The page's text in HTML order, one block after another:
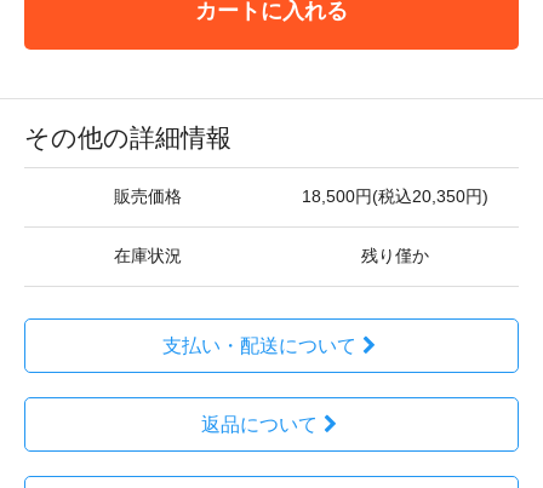
カートに入れる
その他の詳細情報
販売価格 18,500円(税込20,350円)
在庫状況 残り僅か
支払い・配送について
返品について